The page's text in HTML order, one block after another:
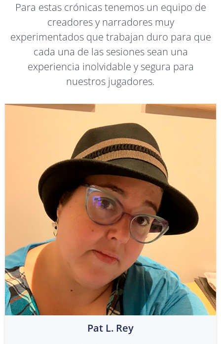
Para estas crónicas tenemos un equipo de
creadores y narradores muy
experimentados que trabajan duro para que
cada una de las sesiones sean una
experiencia inolvidable y segura para
nuestros jugadores.
Pat L. Rey